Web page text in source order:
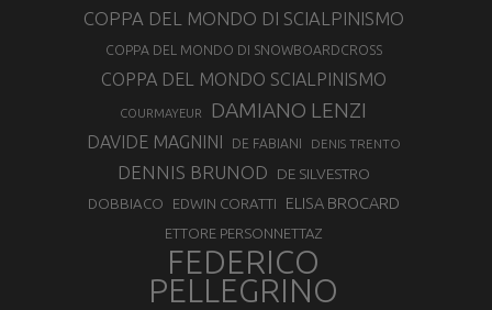
COPPA DEL MONDO DI SCIALPINISMO
COPPA DEL MONDO DI SNOWBOARDCROSS
COPPA DEL MONDO SCIALPINISMO
COURMAYEUR DAMIANO LENZI
DAVIDE MAGNINI DE FABIANI DENIS TRENTO
DENNIS BRUNOD DE SILVESTRO
DOBBIACO EDWIN CORATTI ELISA BROCARD
ETTORE PERSONNETTAZ
FEDERICO
PELLEGRINO